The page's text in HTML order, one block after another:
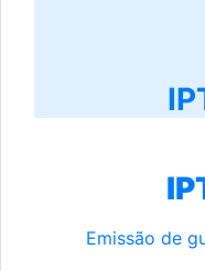
Emissão de